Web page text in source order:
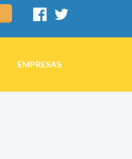
Facebook
EMPRESAS